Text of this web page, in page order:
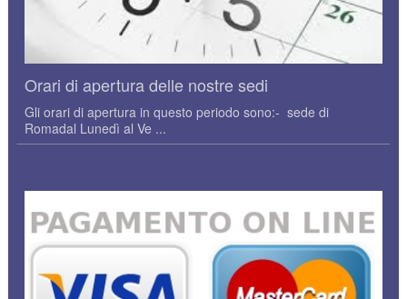
Orari di apertura delle nostre sedi
Gli orari di apertura in questo periodo sono:- sede di
Romadal Lunedì al Ve ...